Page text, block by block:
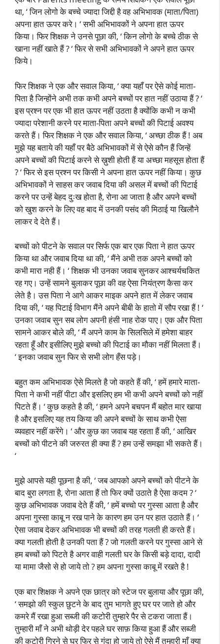
था, ‘ जिन लोगो के बच्चे ज्यादा जिद्दी है वह अभिभावक (माता/पिता)
अपना हात ऊपर करे। ‘ सभी अभिभावकों ने अपना हात ऊपर
किया। फिर शिक्षक ने उनसे पूछा की, ‘ किन लोगो के बच्चे ठीक से
खाना नहीं खाते हैं ? ‘ फिर से सभी अभिभावकों ने अपने हात ऊपर
किये।
फिर शिक्षक ने एक और सवाल किया, ‘ क्या यहाँ पर ऐसे कोई माता-
पिता है जिन्होंने अभी तक कभी अपने बच्चों पर हात नहीं उठाया हैं ? ‘
इस प्रश्न पर एक भी हात ऊपर नहीं उठता है क्योंकि कभी न कभी
ज्यादा परेशानी करने पर माता-पिता अपने बच्चों की पिटाई अवश्य
करते हैं। फिर शिक्षक ने एक और सवाल किया, ‘ अच्छा ठीक हैं ! अब
मुझे यह बताये की यहाँ पर बैठे अभिभावकों में से ऐसे कौन हैं जिन्हें
अपने बच्चों की पिटाई करने से ख़ुशी होती हैं या अच्छा महसूस होता हैं
? ‘ फिर से इस प्रश्न पर किसी ने अपना हात ऊपर नहीं किया। कुछ
अभिभावकों ने साहस कर जवाब दिया की असल में बच्चों की पिटाई
करने पर उन्हें बेहद दुःख होता है, रोना आ जाता है और अपने बच्चों
को खुश करने के लिए वह बाद में उनकी पसंद की मिठाई या खिलौने
लाकर दे देते हैं।
बच्चों को पीटने के सवाल पर सिर्फ एक बार एक पिता ने हात ऊपर
किया था और जवाब दिया था की, ‘ मैंने अभी तक अपने बच्चों को
कभी मारा नही हैं। ‘ शिक्षक भी उनका जवाब सुनकर आश्चर्यचकित
रह गए। उन्हें सामने बुलाकर पूछा की वह ऐसा नियंत्रण कैसा कर
लेते है। उस पिता ने आगे आकर माइक अपने हात में लेकर जवाब
दिया की, ‘ यह पिटाई विभाग मैंने अपने बीबी के हातो में सौप रखा हैं ! ‘
उनका जवाब सुन सब लोग अपनी हंसी नाह रोक पाए। एक और पिता
सामने आकर बोले की, ‘ मैं अपने काम के सिलसिले में हमेशा बाहर
रहता हूँ और इसीलिए मुझे बच्चो की पिटाई का मौका नहीं मिलता हैं।
‘ इनका जवाब सुन फिर से सभी लोग हँस पड़े।
बहुत कम अभिभावक ऐसे मिलते है जो कहते हैं की, ‘ हमें हमारे माता-
पिता ने कभी नहीं पीटा और इसलिए हम भी कभी अपने बच्चों को नहीं
पिटते हैं। ‘ कुछ कहते है की, ‘ हमने अपने बचपन मैं बहोत मार खाया
है और इसलिए यह तय किया की अपने बच्चों के साथ कभी ऐसा
व्यवहार नहीं करेंगे। ‘ और कुछ का जवाब यह रहता हैं की, ‘ आखिर
बच्चों को पीटने की जरुरत ही क्या हैं ? हम उन्हें समझा भी सकते हैं।
‘
मुझे आपसे यही पूछना है की, ‘ जब आपको अपने बच्चों को पीटने के
बाद बुरा लगता है, रोना आता हैं तो फिर क्यों उठाते है ऐसा कदम ? ‘
कुछ अभिभावक जवाब देते हैं की, ‘ हमें बच्चो पर गुस्सा आता है और
अपना गुस्सा काबू न रख पाने के कारण हम उन पर हात उठाते हैं। ‘
ऐसा जवाब देकर अभिभावक भी बच्चों की तरह गलती ही करते हैं।
क्या गलती होती है उनकी पता हैं ? जो गलती करने पर गुस्सा आने से
हम बच्चों को पिटते है अगर वाही गलती घर के किसी बड़े दादा, दादी
या मामा जैसो से हो जाये तो ? हम अपना गुस्सा काबू में रखते है !
एक बार शिक्षक ने अपने एक छात्र को स्टेज पर बुलाया और पूछा की,
‘ समझो की स्कुल छुटने के बाद तुम भागते हुए घर पर जाते हो और
कमरे मैं रखा हुआ सब्जी की कटोरी तुम्हारे पैर से टकरा जाता हैं।
तुम्हारी माँ ने अभी थोड़ी देर पहले घर साफ़ किया हुआ हैं और सब्जी
की कटोरी गिरने से घर फिर से गंदा हो जाये तो ऐसे मैं तुम्हारी माँ क्या